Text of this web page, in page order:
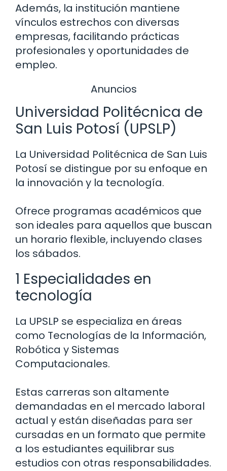
Además, la institución mantiene
vínculos estrechos con diversas
empresas, facilitando prácticas
profesionales y oportunidades de
empleo.
Anuncios
Universidad Politécnica de
San Luis Potosí (UPSLP)
La Universidad Politécnica de San Luis
Potosí se distingue por su enfoque en
la innovación y la tecnología.
Ofrece programas académicos que
son ideales para aquellos que buscan
un horario flexible, incluyendo clases
los sábados.
1 Especialidades en
tecnología
La UPSLP se especializa en áreas
como Tecnologías de la Información,
Robótica y Sistemas
Computacionales.
Estas carreras son altamente
demandadas en el mercado laboral
actual y están diseñadas para ser
cursadas en un formato que permite
a los estudiantes equilibrar sus
estudios con otras responsabilidades.